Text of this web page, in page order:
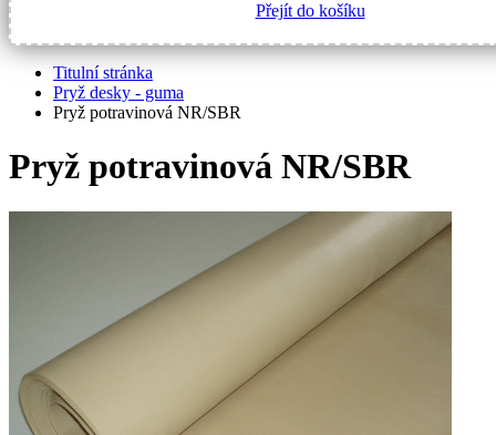
Přejít do košíku
Titulní stránka
Pryž desky - guma
Pryž potravinová NR/SBR
Pryž potravinová NR/SBR